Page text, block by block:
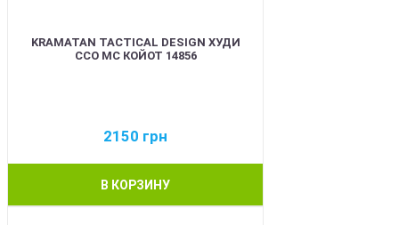
KRAMATAN TACTICAL DESIGN ХУДИ
ССО МС КОЙОТ 14856
2150 грн
В КОРЗИНУ